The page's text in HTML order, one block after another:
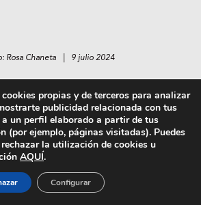
Rosa Chaneta | 9 julio 2024
Compartir
Comentarios
interesar:
propias y de terceros para analizar
publicidad relacionada con tus
a un perfil elaborado a partir de tus
(por ejemplo, páginas visitadas). Puedes
la utilización de cookies u
AQUÍ.
Configurar